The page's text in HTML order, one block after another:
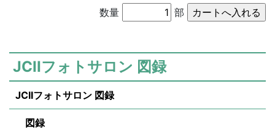
数量 部
JCIIフォトサロン 図録
JCIIフォトサロン 図録
図録